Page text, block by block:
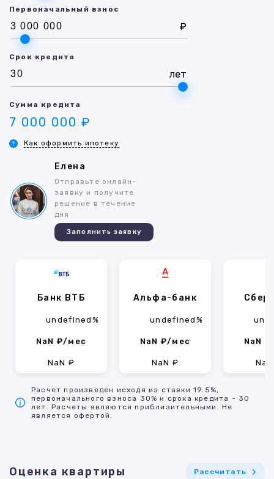
Первоначальный взнос
₽
Срок кредита
лет
Сумма кредита
7 000 000 ₽
Как оформить ипотеку
Елена
Отправьте онлайн-
заявку и получите
решение в течение
дня
Заполнить заявку
Банк ВТБ
undefined%
NaN ₽/мес
NaN ₽
Альфа-банк
undefined%
NaN ₽/мес
NaN ₽
NaN
Расчет произведен исходя из ставки 19.5%,
первоначального взноса 30% и срока кредита - 30
лет. Расчеты являются приблизительными. Не
является офертой.
Оценка квартиры Рассчитать